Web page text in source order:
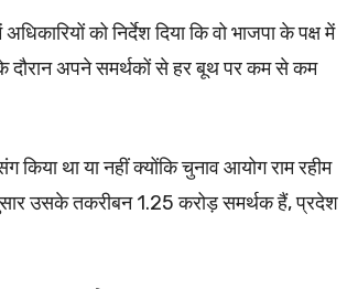
को निर्देश दिया कि वो भाजपा के पक्ष में
के दौरान अपने समर्थकों से हर बूथ पर कम से कम
किया था या नहीं क्योंकि चुनाव आयोग राम रहीम
उसके तकरीबन 1.25 करोड़ समर्थक हैं, प्रदेश